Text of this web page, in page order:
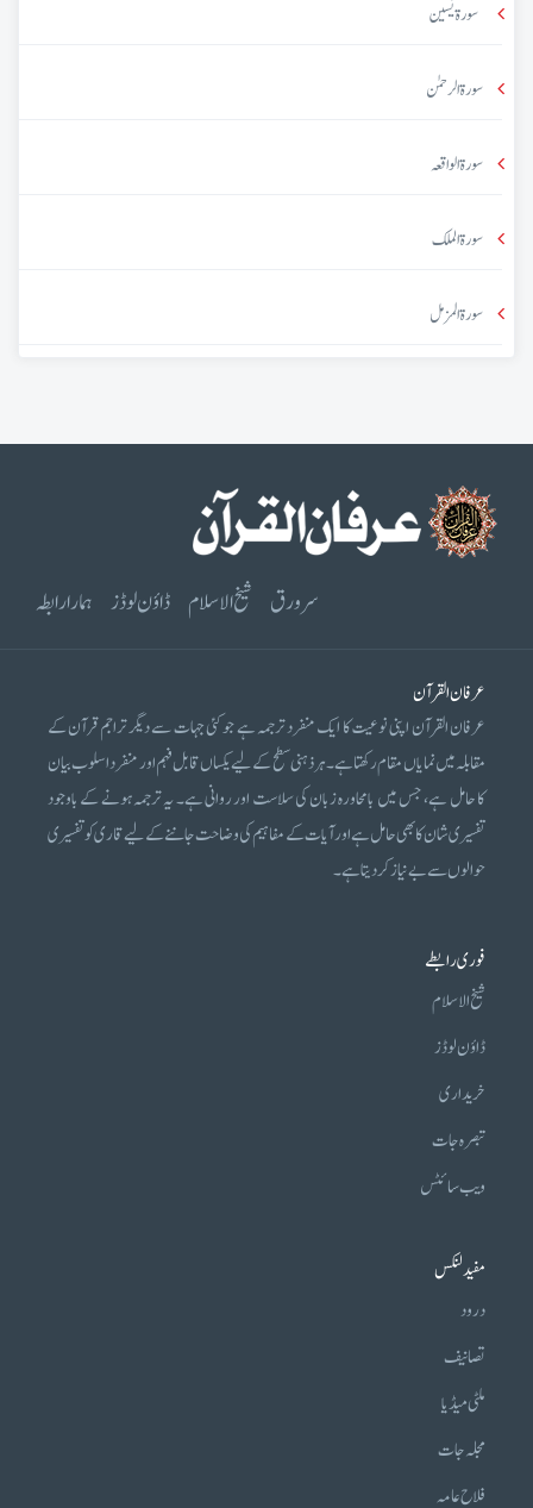
سورۃ یٰسین
سورۃ الرحمٰن
سورۃ الواقعہ
سورۃ الملک
سورۃ المزمل
سرورق شیخ الاسلام ڈاؤن لوڈز ہمارا رابطہ
عرفان القرآن
عرفان القرآن اپنی نوعیت کا ایک منفرد ترجمہ ہے جو کئی جہات سے دیگر تراجم قرآن کے
مقابلہ میں نمایاں مقام رکھتا ہے۔ ہر ذہنی سطح کے لیے یکساں قابل فہم اور منفرد اسلوب بیان
کا حامل ہے، جس میں بامحاورہ زبان کی سلاست اور روانی ہے۔ یہ ترجمہ ہونے کے باوجود
تفسیری شان کا بھی حامل ہے اور آیات کے مفاہیم کی وضاحت جاننے کے لیے قاری کو تفسیری
حوالوں سے بے نیاز کر دیتا ہے۔
فوری رابطے
شیخ الاسلام
ڈاؤن لوڈز
خریداری
تبصرہ جات
ویب سائٹس
مفید لنکس
درود
تصانیف
ملٹی میڈیا
مجلہ جات
فلاح عامہ